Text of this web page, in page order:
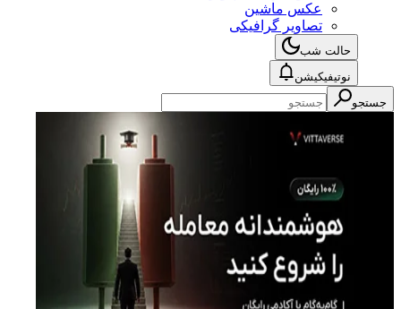
عکس ماشین
تصاویر گرافیکی
حالت شب
نوتیفیکیشن
جستجو